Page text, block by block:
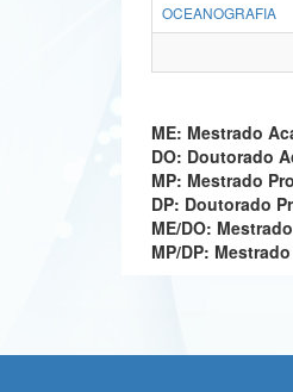
OCEANOGRAFIA
ME: Mestrado
DO:
MP: Mestrado
DP: Doutorado
ME/DO:
MP/DP: